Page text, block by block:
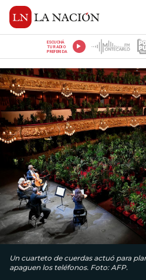
ESCUCHÁ
TU RADIO
PREFERIDA
Un cuarteto de cuerdas actuó para
apaguen los teléfonos. Foto: AFP.